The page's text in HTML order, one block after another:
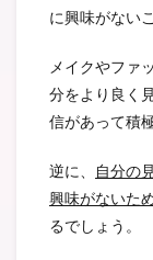
に興味がない
メイクやファ
分をより良く
信があって積
逆に、
自分の
興味がないた
るでしょう。